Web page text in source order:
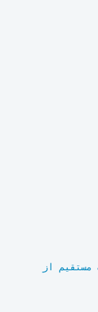
مستقیم از